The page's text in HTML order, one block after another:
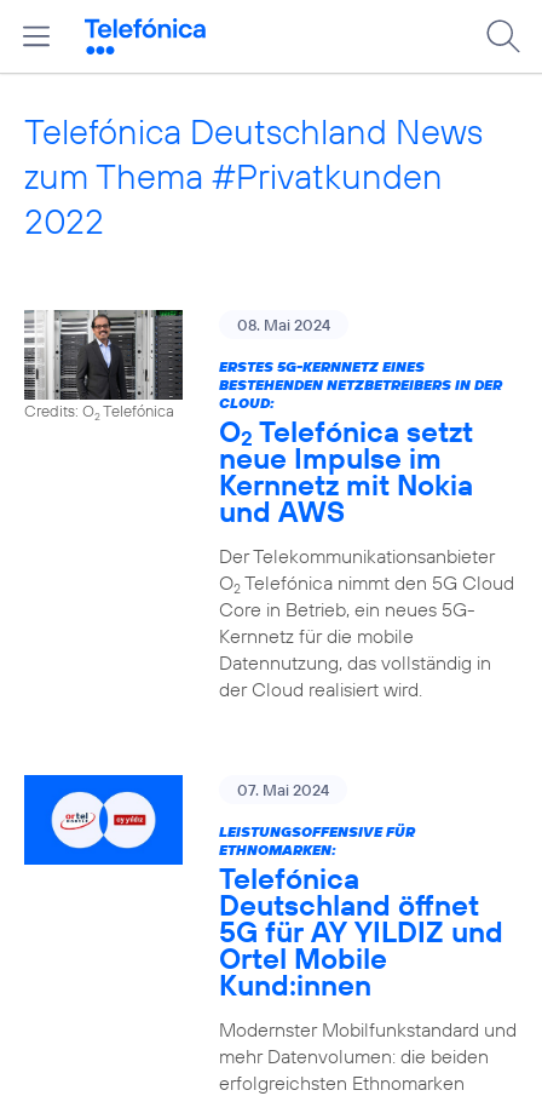
Telefónica Deutschland News
zum Thema #Privatkunden
2022
Credits: O2Telefónica
08. Mai 2024
ERSTES 5G-KERNNETZ EINES
BESTEHENDEN NETZBETREIBERS IN DER
CLOUD:
O2 Telefónica setzt
neue Impulse im
Kernnetz mit Nokia
und AWS
Der Telekommunikationsanbieter
O2Telefónica nimmt den 5G Cloud
Core in Betrieb, ein neues 5G-
Kernnetz für die mobile
Datennutzung, das vollständig in
der Cloud realisiert wird.
07. Mai 2024
LEISTUNGSOFFENSIVE FÜR
ETHNOMARKEN:
Telefónica
Deutschland öffnet
5G für AY YILDIZ und
Ortel Mobile
Kund:innen
Modernster Mobilfunkstandard und
mehr Datenvolumen: die beiden
erfolgreichsten Ethnomarken